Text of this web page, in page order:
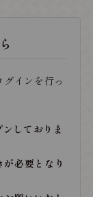
インを行っ
しておりま
必要となり